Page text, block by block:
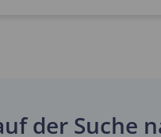
der Suche